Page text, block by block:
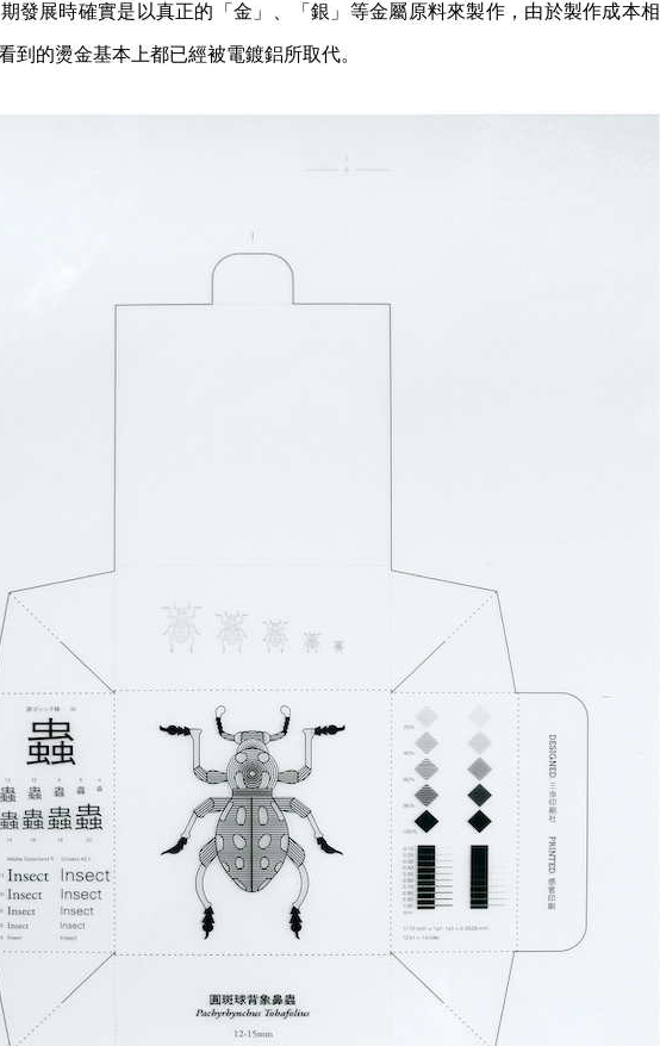
發展時確實是以真正的「金」、「銀」等金屬原料來製作，由於製作成本相
到的燙金基本上都已經被電鍍鋁所取代。